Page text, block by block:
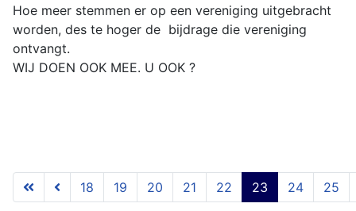
Hoe meer stemmen er op een vereniging uitgebracht
worden, des te hoger de bijdrage die vereniging
ontvangt.
WIJ DOEN OOK MEE. U OOK ?
Pagina 23 van 54
18 19 20 21 22 23 24 25